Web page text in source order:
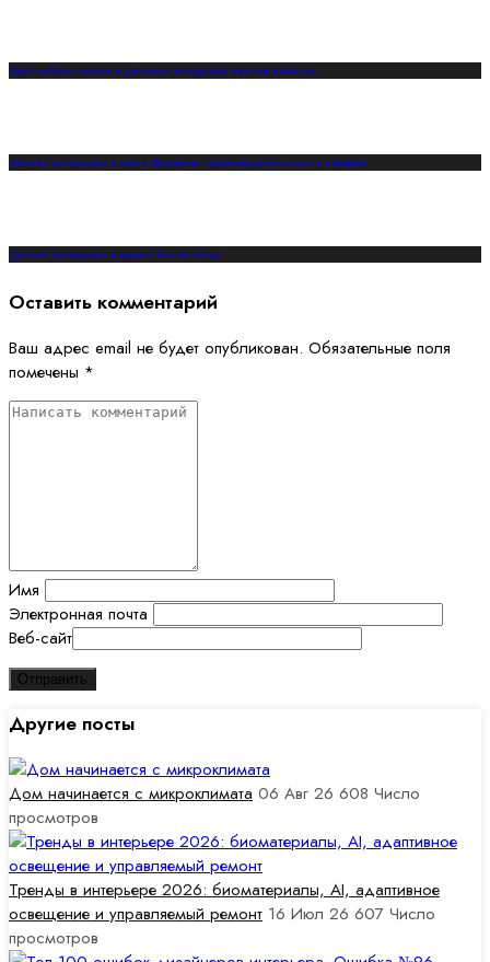
Цвет кобальт синий в дизайне интерьера ванной комнаты
Дизайн интерьера в стиле Футуризм: производительность и комфорт
Дизайн интерьера в чёрно-белых тонах
Оставить комментарий
Ваш адрес email не будет опубликован. Обязательные поля
помечены *
Имя
Электронная почта
Веб-сайт
Другие посты
Дом начинается с микроклимата 06 Авг 26 608 Число
просмотров
Тренды в интерьере 2026: биоматериалы, AI, адаптивное
освещение и управляемый ремонт 16 Июл 26 607 Число
просмотров